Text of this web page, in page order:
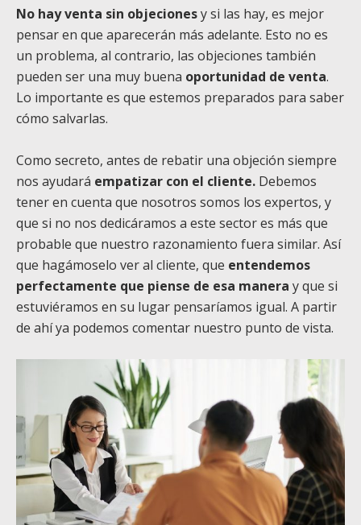
No hay venta sin objecionesy si las hay, es mejor
pensar en que aparecerán más adelante. Esto no es
un problema, al contrario, las objeciones también
pueden ser una muy buena oportunidad de venta.
Lo importante es que estemos preparados para saber
cómo salvarlas.
Como secreto, antes de rebatir una objeción siempre
nos ayudará empatizar con el cliente. Debemos
tener en cuenta que nosotros somos los expertos, y
que si no nos dedicáramos a este sector es más que
probable que nuestro razonamiento fuera similar. Así
que hagámoselo ver al cliente, que entendemos
perfectamente que piense de esa manera y que si
estuviéramos en su lugar pensaríamos igual. A partir
de ahí ya podemos comentar nuestro punto de vista.